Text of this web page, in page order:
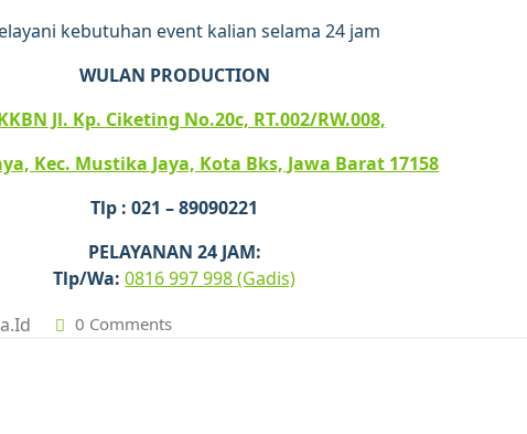
kebutuhan event kalian selama 24 jam
WULAN PRODUCTION
Jl. Kp. Ciketing No.20c, RT.002/RW.008,
Kec. Mustika Jaya, Kota Bks, Jawa Barat 17158
Tlp : 021 – 89090221
PELAYANAN 24 JAM:
Tlp/Wa: 0816 997 998 (Gadis)
0 Comments